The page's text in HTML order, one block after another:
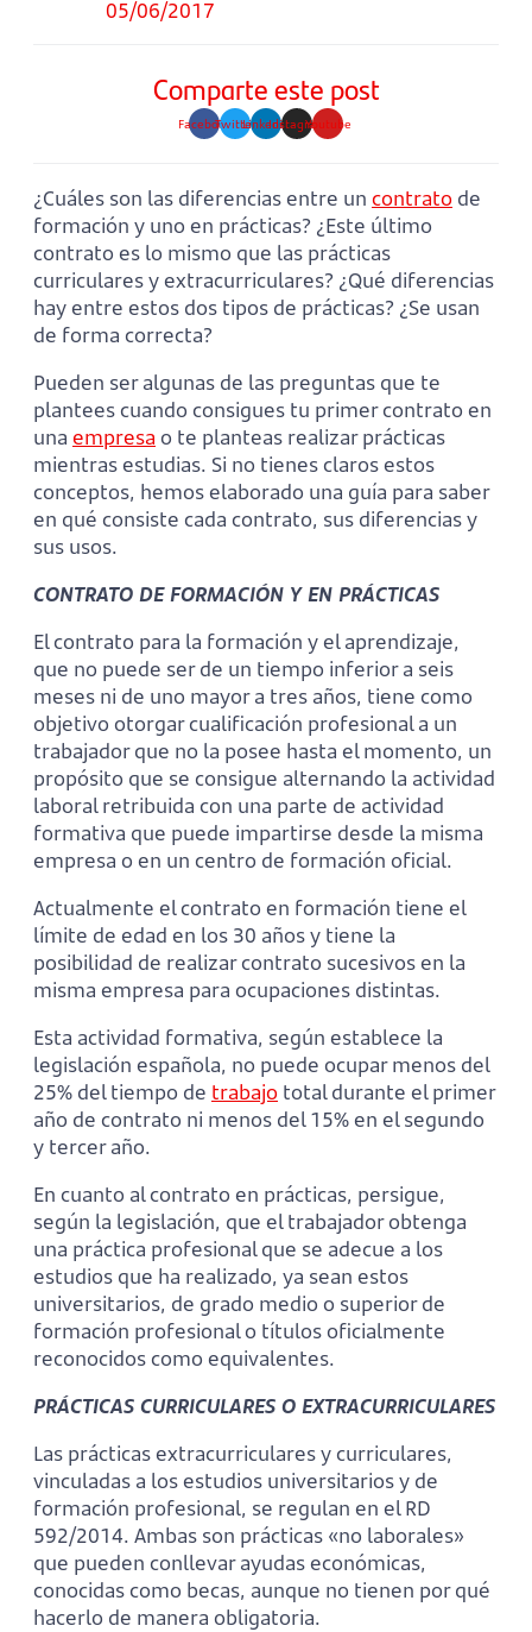
05/06/2017
Comparte este post
FacebookTwitterLinkedinInstagramYoutube
¿Cuáles son las diferencias entre un contrato de
formación y uno en prácticas? ¿Este último
contrato es lo mismo que las prácticas
curriculares y extracurriculares? ¿Qué diferencias
hay entre estos dos tipos de prácticas? ¿Se usan
de forma correcta?
Pueden ser algunas de las preguntas que te
plantees cuando consigues tu primer contrato en
una empresa o te planteas realizar prácticas
mientras estudias. Si no tienes claros estos
conceptos, hemos elaborado una guía para saber
en qué consiste cada contrato, sus diferencias y
sus usos.
CONTRATO DE FORMACIÓN Y EN PRÁCTICAS
El contrato para la formación y el aprendizaje,
que no puede ser de un tiempo inferior a seis
meses ni de uno mayor a tres años, tiene como
objetivo otorgar cualificación profesional a un
trabajador que no la posee hasta el momento, un
propósito que se consigue alternando la actividad
laboral retribuida con una parte de actividad
formativa que puede impartirse desde la misma
empresa o en un centro de formación oficial.
Actualmente el contrato en formación tiene el
límite de edad en los 30 años y tiene la
posibilidad de realizar contrato sucesivos en la
misma empresa para ocupaciones distintas.
Esta actividad formativa, según establece la
legislación española, no puede ocupar menos del
25% del tiempo de trabajo total durante el primer
año de contrato ni menos del 15% en el segundo
y tercer año.
En cuanto al contrato en prácticas, persigue,
según la legislación, que el trabajador obtenga
una práctica profesional que se adecue a los
estudios que ha realizado, ya sean estos
universitarios, de grado medio o superior de
formación profesional o títulos oficialmente
reconocidos como equivalentes.
PRÁCTICAS CURRICULARES O EXTRACURRICULARES
Las prácticas extracurriculares y curriculares,
vinculadas a los estudios universitarios y de
formación profesional, se regulan en el RD
592/2014. Ambas son prácticas «no laborales»
que pueden conllevar ayudas económicas,
conocidas como becas, aunque no tienen por qué
hacerlo de manera obligatoria.